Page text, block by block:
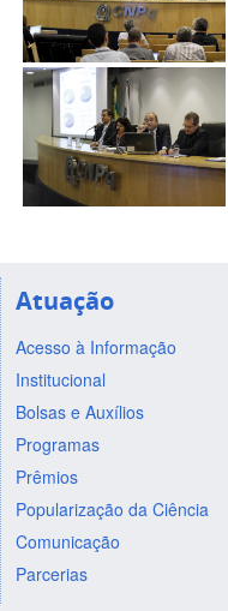
Atuação
Acesso à Informação
Institucional
Bolsas e Auxílios
Programas
Prêmios
Popularização da Ciência
Comunicação
Parcerias